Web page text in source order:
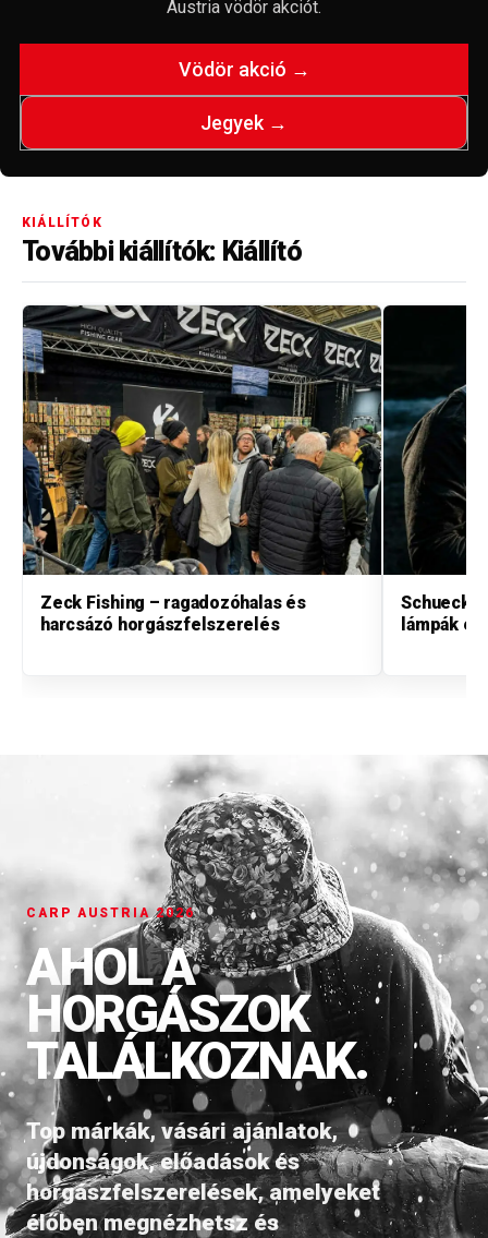
Austria vödör akciót.
Vödör akció →
Jegyek →
KIÁLLÍTÓK
További kiállítók: Kiállító
Zeck Fishing – ragadozóhalas és
harcsázó horgászfelszerelés
lámpák
CARP AUSTRIA 2026
AHOL A
HORGÁSZOK
TALÁLKOZNAK.
Top márkák, vásári ajánlatok,
újdonságok, előadások és
horgászfelszerelések, amelyeket
élőben megnézhetsz és